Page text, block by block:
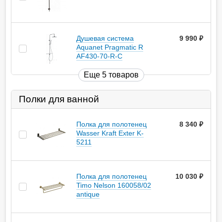
Душевая система
Aquanet Pragmatic R
AF430-70-R-C
9 990
Еще 5 товаров
Полки для ванной
Полка для полотенец
Wasser Kraft Exter K-
5211
8 340
Полка для полотенец
Timo Nelson 160058/02
antique
10 030